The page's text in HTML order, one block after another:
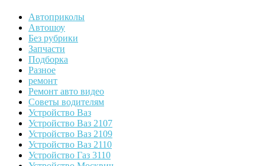
Автоприколы
Автошоу
Без рубрики
Запчасти
Подборка
Разное
ремонт
Ремонт авто видео
Советы водителям
Устройство Ваз
Устройство Ваз 2107
Устройство Ваз 2109
Устройство Ваз 2110
Устройство Газ 3110